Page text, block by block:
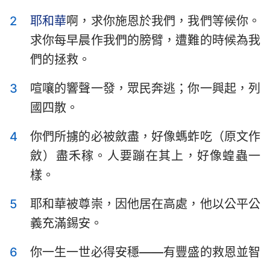
箴言
傳道書 雅歌
以賽亞書
耶利米哀歌 以西結書
約珥書 阿摩司書
俄巴底亞書
彌迦書 那鴻書
哈巴谷書
哈該書 撒迦利亞書
2
耶和華啊，求你施恩於我們，我們等候你。
求你每早晨作我們的膀臂，遭難的時候為我
們的拯救。
3
喧嚷的響聲一發，眾民奔逃；你一興起，列
國四散。
4
你們所擄的必被斂盡，好像螞蚱吃（原文作
斂）盡禾稼。人要蹦在其上，好像蝗蟲一
樣。
5
耶和華被尊崇，因他居在高處，他以公平公
義充滿錫安。
6
你一生一世必得安穩——有豐盛的救恩並智